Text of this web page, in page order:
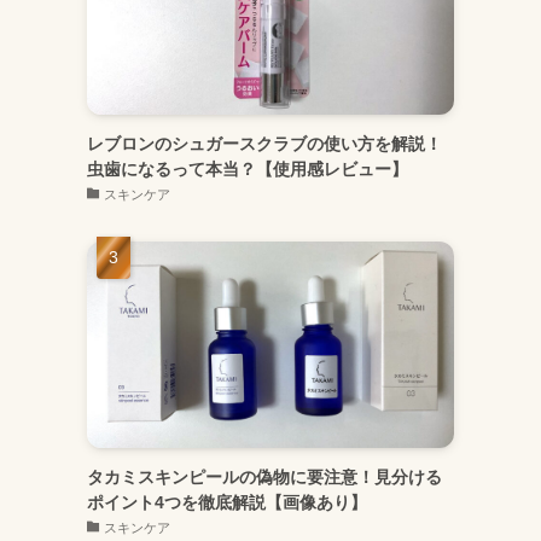
レブロンのシュガースクラブの使い方を解説！
虫歯になるって本当？【使用感レビュー】
スキンケア
タカミスキンピールの偽物に要注意！見分ける
ポイント4つを徹底解説【画像あり】
スキンケア